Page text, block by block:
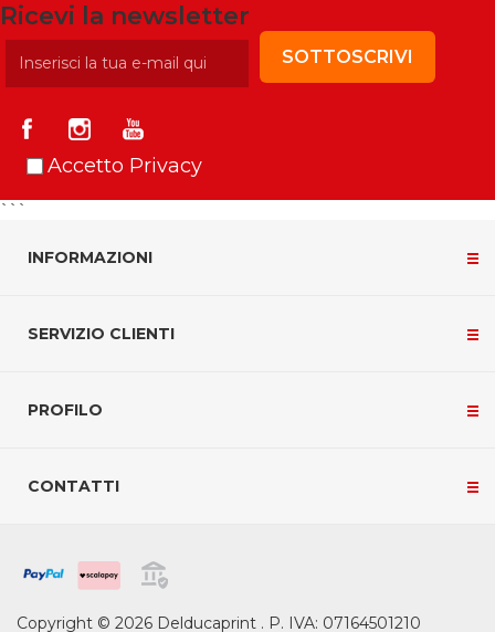
Ricevi la newsletter
SOTTOSCRIVI
Accetto Privacy
```
INFORMAZIONI
SERVIZIO CLIENTI
PROFILO
CONTATTI
Copyright © 2026 Delducaprint . P. IVA: 07164501210